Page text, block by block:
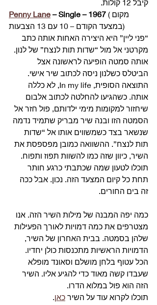
קיבל 12 קולות.
Penny Lane – Single – 1967 (מקום
במצעד הקודם – 10 עם 13 הצבעות)
“פני ליין” היא היצירה האחות אותה כתב
מקרטני אל מול “שדות תות לנצח” של לנון.
אותה סמטה הופיעה לראשונה אצל
הביטלס כשלנון ניסה לכתוב שיר אישי.
התוצאה הסופית, In my life, לא כללה
אותה. כשהגיעו להחלטה לכתוב אלבום
שיחזור למקומות מימי ילדותם, פול חזר אל
הסמטה הזו ובנה שיר מבריק שתמיד נדמה
שנשאר בצד כשמשווים אותו אל “שדות
תות לנצח”. ההשוואה כמובן מפספסת את
השיר, כיוון שזה כמו להשוות תפוז ותפוח.
תוכלו לטעון שמה שכתבתי כרגע חותר
תחת כל קיום המצעד הזה. נכון. אבל ככה
זה בים החורים.
כמה יפה המבנה של מילות השיר הזה. אנו
מצטרפים את כמה דמויות לאורך הפעילות
שלהן בסמטה. בבית האחרון של השיר,
הדמויות הראשיות מתכנסות כולן יחדיו.
הכל עטוף בלחן מושלם וסאונד מופלא
שעבדו קשה מאוד כדי להגיע אליו. השיר
הזה הוא פול במלוא הדרו.
תוכלו לקרוא עוד על השיר כאן.